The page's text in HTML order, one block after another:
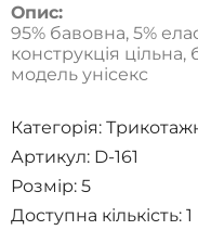
Опис:
95% бавовна, 5%
конструкція цільна,
модель унісекс
Категорія:
Артикул: D-161
Розмір: 5
Доступна кількість: 1